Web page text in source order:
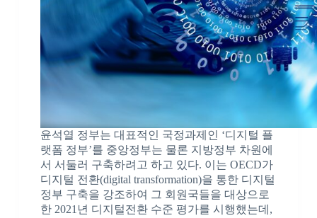
윤석열 정부는 대표적인 국정과제인 ‘디지털 플
랫폼 정부’를 중앙정부는 물론 지방정부 차원에
서 서둘러 구축하려고 하고 있다. 이는 OECD가
디지털 전환(digital transformation)을 통한 디지털
정부 구축을 강조하여 그 회원국들을 대상으로
한 2021년 디지털전환 수준 평가를 시행했는데,